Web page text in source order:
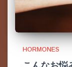
HORMONES